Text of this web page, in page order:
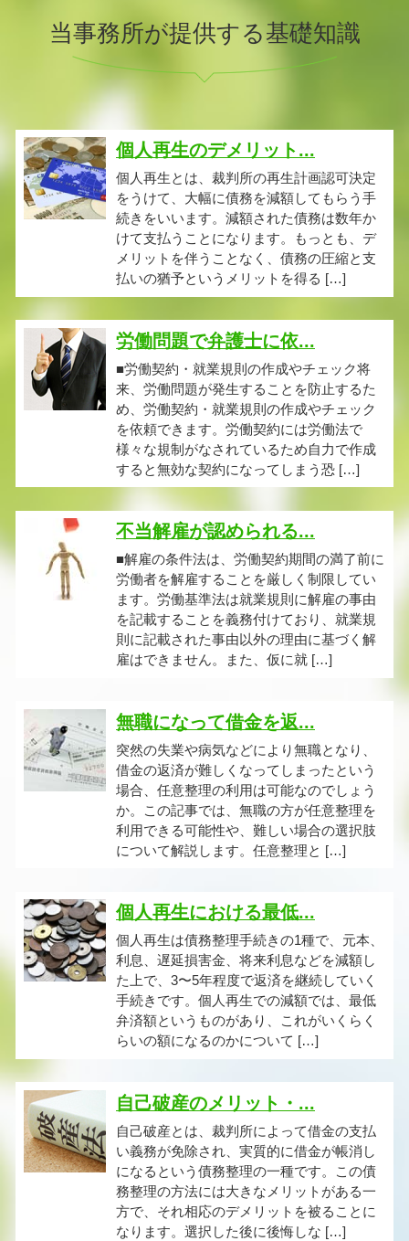
当事務所が提供する基礎知識
個人再生のデメリット...
個人再生とは、裁判所の再生計画認可決定
をうけて、大幅に債務を減額してもらう手
続きをいいます。減額された債務は数年か
けて支払うことになります。もっとも、デ
メリットを伴うことなく、債務の圧縮と支
払いの猶予というメリットを得る […]
労働問題で弁護士に依...
■労働契約・就業規則の作成やチェック将
来、労働問題が発生することを防止するた
め、労働契約・就業規則の作成やチェック
を依頼できます。労働契約には労働法で
様々な規制がなされているため自力で作成
すると無効な契約になってしまう恐 […]
不当解雇が認められる...
■解雇の条件法は、労働契約期間の満了前に
労働者を解雇することを厳しく制限してい
ます。労働基準法は就業規則に解雇の事由
を記載することを義務付けており、就業規
則に記載された事由以外の理由に基づく解
雇はできません。また、仮に就 […]
無職になって借金を返...
突然の失業や病気などにより無職となり、
借金の返済が難しくなってしまったという
場合、任意整理の利用は可能なのでしょう
か。この記事では、無職の方が任意整理を
利用できる可能性や、難しい場合の選択肢
について解説します。任意整理と […]
個人再生における最低...
個人再生は債務整理手続きの1種で、元本、
利息、遅延損害金、将来利息などを減額し
た上で、3〜5年程度で返済を継続していく
手続きです。個人再生での減額では、最低
弁済額というものがあり、これがいくらく
らいの額になるのかについて […]
自己破産のメリット・...
自己破産とは、裁判所によって借金の支払
い義務が免除され、実質的に借金が帳消し
になるという債務整理の一種です。この債
務整理の方法には大きなメリットがある一
方で、それ相応のデメリットを被ることに
なります。選択した後に後悔しな […]